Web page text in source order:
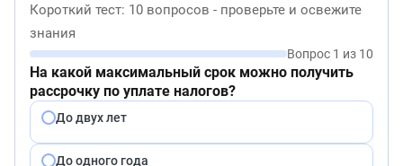
Короткий тест: 10 вопросов - проверьте и освежите
знания
Вопрос 1 из 10
На какой максимальный срок можно получить
рассрочку по уплате налогов?
До двух лет
До одного года